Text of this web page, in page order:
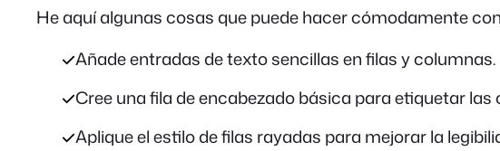
He aquí algunas cosas que puede hacer cómodamente
Añade entradas de texto sencillas en filas y columnas.
Cree una fila de encabezado básica para etiquetar las
Aplique el estilo de filas rayadas para mejorar la